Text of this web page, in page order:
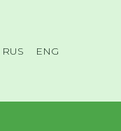
RUS ENG